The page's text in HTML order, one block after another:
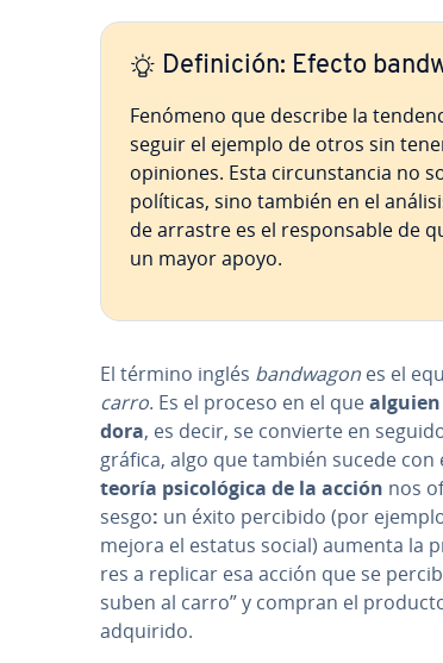
De­fi­ni­ción: Efecto
Fenómeno que describe la
seguir el ejemplo de otros sin
opiniones. Esta ci­r­cu­n­s­ta­n­cia no
políticas, sino también en el
de arrastre es el re­s­po­n­sa­ble de
un mayor apoyo.
El término inglés bandwagon es el
carro. Es el proceso en el que
do­ra, es decir, se convierte en
gráfica, algo que también sucede
teoría psi­co­ló­gi­ca de la acción nos
sesgo: un éxito percibido (por
mejora el estatus social) aumenta
res a replicar esa acción que se
suben al carro” y compran el
adquirido.